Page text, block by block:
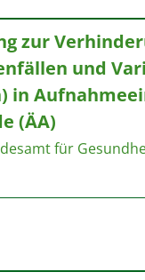
zur
und
in
(ÄA)
für